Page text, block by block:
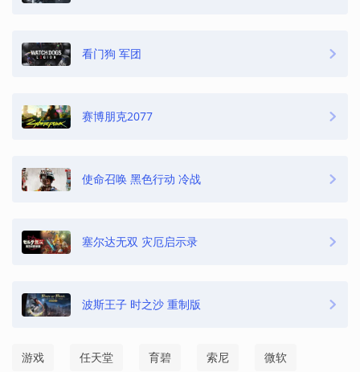
看门狗 军团
赛博朋克2077
使命召唤 黑色行动 冷战
塞尔达无双 灾厄启示录
波斯王子 时之沙 重制版
游戏 任天堂 育碧 索尼 微软